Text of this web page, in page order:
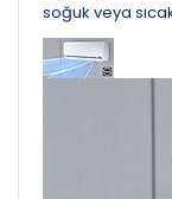
soğuk veya